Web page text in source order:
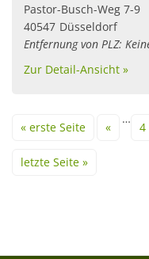
Pastor-Busch-Weg 7-9
40547 Düsseldorf
Entfernung von PLZ:
Zur Detail-Ansicht »
« erste Seite «
…
4
letzte Seite »